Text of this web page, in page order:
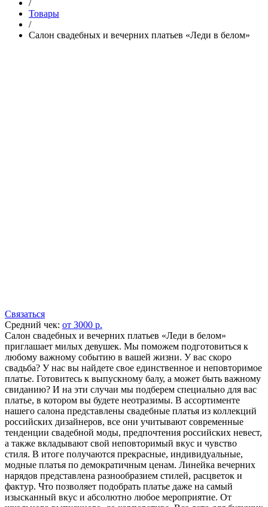
/
Товары
/
Салон свадебных и вечерних платьев «Леди в белом»
Связаться
Средний чек: от 3000 р.
Салон свадебных и вечерних платьев «Леди в белом»
приглашает милых девушек. Мы поможем подготовиться к
любому важному событию в вашей жизни. У вас скоро
свадьба? У нас вы найдете свое единственное и неповторимое
платье. Готовитесь к выпускному балу, а может быть важному
свиданию? И на эти случаи мы подберем специально для вас
платье, в котором вы будете неотразимы. В ассортименте
нашего салона представлены свадебные платья из коллекций
российских дизайнеров, все они учитывают современные
тенденции свадебной моды, предпочтения российских невест,
а также вкладывают свой неповторимый вкус и чувство
стиля. В итоге получаются прекрасные, индивидуальные,
модные платья по демократичным ценам. Линейка вечерних
нарядов представлена разнообразием стилей, расцветок и
фактур. Что позволяет подобрать платье даже на самый
изысканный вкус и абсолютно любое мероприятие. От